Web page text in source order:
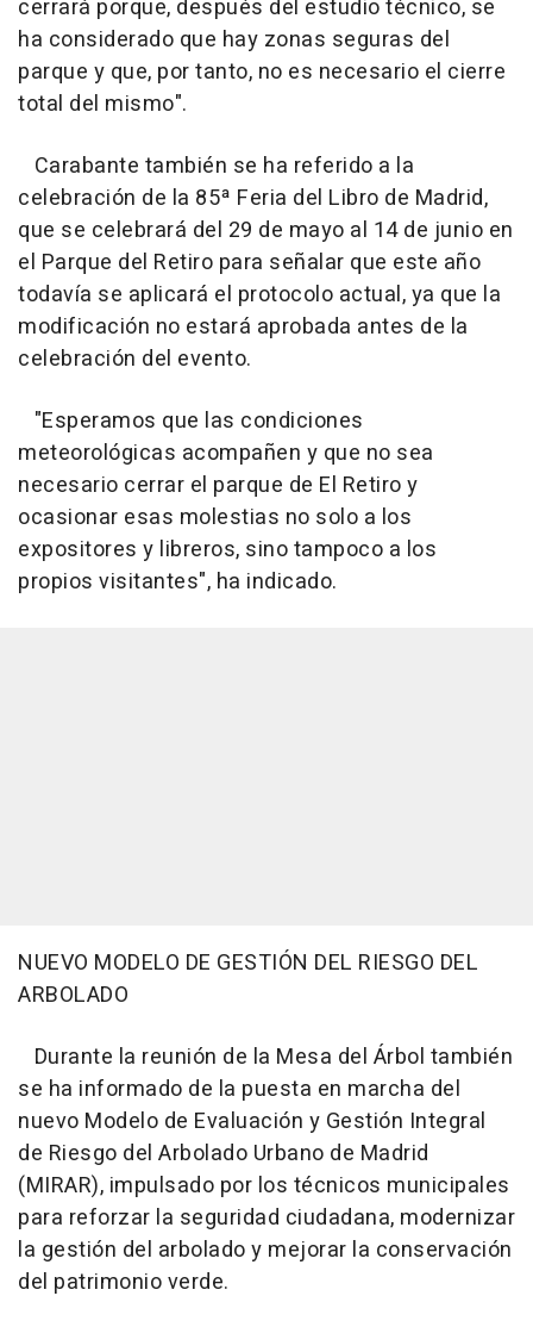
cerrará porque, después del estudio técnico, se
ha considerado que hay zonas seguras del
parque y que, por tanto, no es necesario el cierre
total del mismo".
Carabante también se ha referido a la
celebración de la 85ª Feria del Libro de Madrid,
que se celebrará del 29 de mayo al 14 de junio en
el Parque del Retiro para señalar que este año
todavía se aplicará el protocolo actual, ya que la
modificación no estará aprobada antes de la
celebración del evento.
"Esperamos que las condiciones
meteorológicas acompañen y que no sea
necesario cerrar el parque de El Retiro y
ocasionar esas molestias no solo a los
expositores y libreros, sino tampoco a los
propios visitantes", ha indicado.
NUEVO MODELO DE GESTIÓN DEL RIESGO DEL
ARBOLADO
Durante la reunión de la Mesa del Árbol también
se ha informado de la puesta en marcha del
nuevo Modelo de Evaluación y Gestión Integral
de Riesgo del Arbolado Urbano de Madrid
(MIRAR), impulsado por los técnicos municipales
para reforzar la seguridad ciudadana, modernizar
la gestión del arbolado y mejorar la conservación
del patrimonio verde.